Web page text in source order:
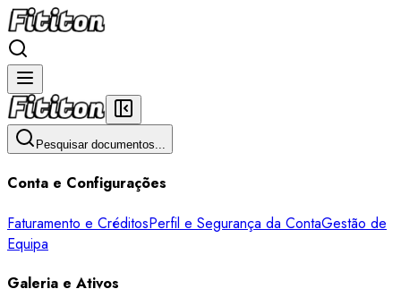
Pesquisar documentos...
Conta e Configurações
Faturamento e CréditosPerfil e Segurança da ContaGestão de
Equipa
Galeria e Ativos